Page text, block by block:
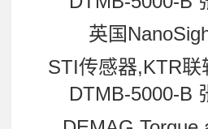
英国
STI传感器,KTR联
DTMB-5000-B